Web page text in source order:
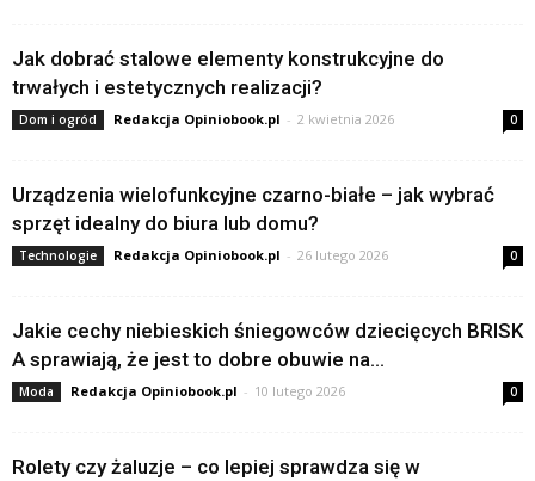
Jak dobrać stalowe elementy konstrukcyjne do
trwałych i estetycznych realizacji?
Dom i ogród Redakcja Opiniobook.pl - 2 kwietnia 2026 0
Urządzenia wielofunkcyjne czarno-białe – jak wybrać
sprzęt idealny do biura lub domu?
Technologie Redakcja Opiniobook.pl - 26 lutego 2026 0
Jakie cechy niebieskich śniegowców dziecięcych BRISK
A sprawiają, że jest to dobre obuwie na...
Moda Redakcja Opiniobook.pl - 10 lutego 2026 0
Rolety czy żaluzje – co lepiej sprawdza się w